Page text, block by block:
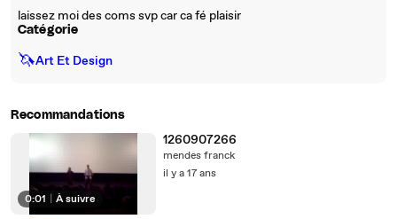
laissez moi des coms svp car ca fé plaisir
Catégorie
🦄Art Et Design
Recommandations
0:01 À suivre
1260907266
mendes franck
il y a 17 ans